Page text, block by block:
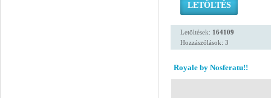
LETÖLTÉS
Letöltések: 164109
Hozzászólások: 3
Royale by Nosferatu!!